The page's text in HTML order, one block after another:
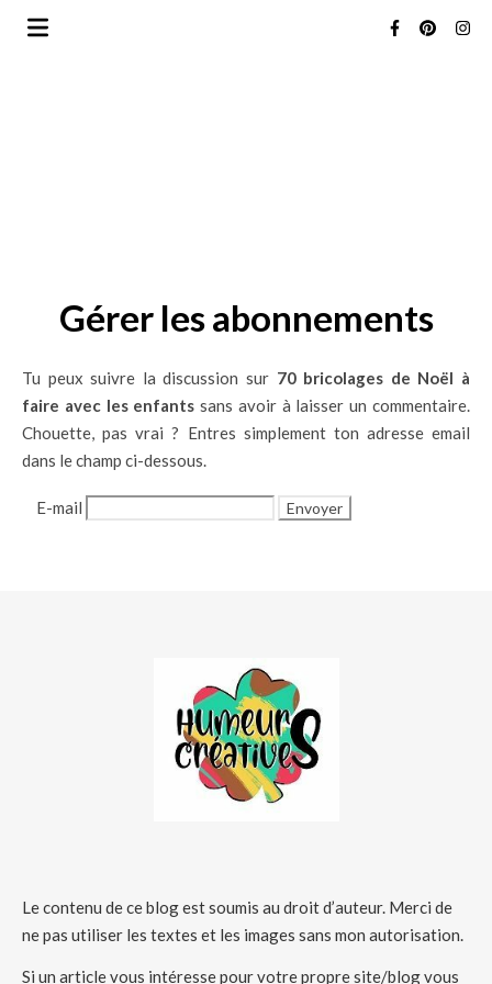
Gérer les abonnements
Tu peux suivre la discussion sur 70 bricolages de Noël à
faire avec les enfants sans avoir à laisser un commentaire.
Chouette, pas vrai ? Entres simplement ton adresse email
dans le champ ci-dessous.
E-mail
Le contenu de ce blog est soumis au droit d’auteur. Merci de
ne pas utiliser les textes et les images sans mon autorisation.
Si un article vous intéresse pour votre propre site/blog vous